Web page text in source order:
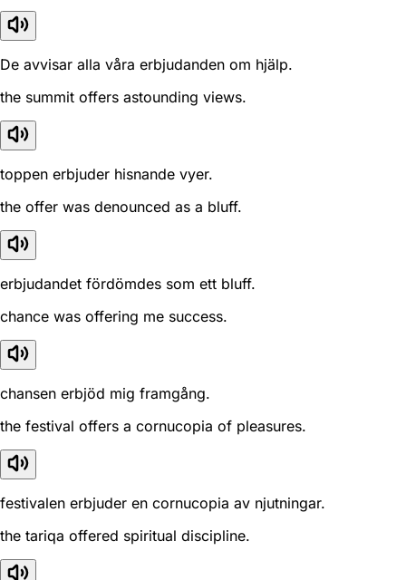
De avvisar alla våra erbjudanden om hjälp.
the summit offers astounding views.
toppen erbjuder hisnande vyer.
the offer was denounced as a bluff.
erbjudandet fördömdes som ett bluff.
chance was offering me success.
chansen erbjöd mig framgång.
the festival offers a cornucopia of pleasures.
festivalen erbjuder en cornucopia av njutningar.
the tariqa offered spiritual discipline.